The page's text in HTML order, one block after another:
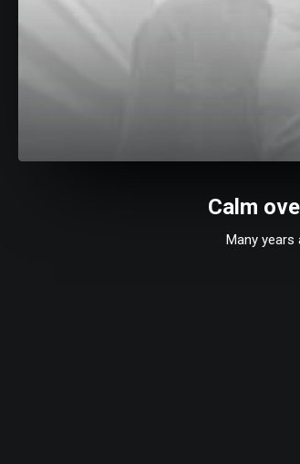
Calm
Many years